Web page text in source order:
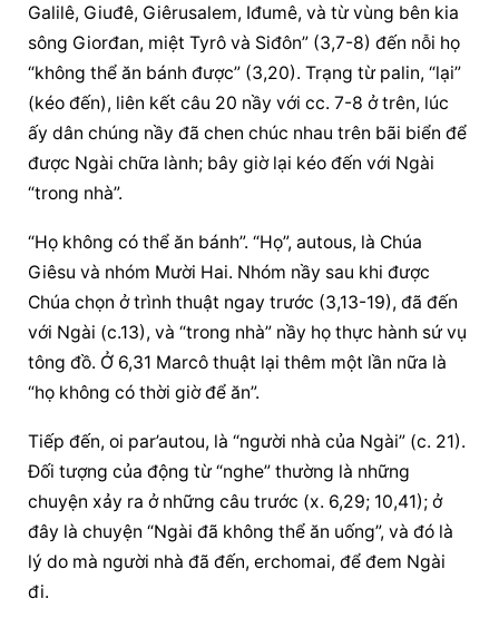
Galilê, Giuđê, Giêrusalem, Iđumê, và từ vùng bên kia
sông Giorđan, miệt Tyrô và Siđôn” (3,7-8) đến nỗi họ
“không thể ăn bánh được” (3,20). Trạng từ palin, “lại”
(kéo đến), liên kết câu 20 nầy với cc. 7-8 ở trên, lúc
ấy dân chúng nầy đã chen chúc nhau trên bãi biển để
được Ngài chữa lành; bây giờ lại kéo đến với Ngài
“trong nhà”.
“Họ không có thể ăn bánh”. “Họ”, autous, là Chúa
Giêsu và nhóm Mười Hai. Nhóm nầy sau khi được
Chúa chọn ở trình thuật ngay trước (3,13-19), đã đến
với Ngài (c.13), và “trong nhà” nầy họ thực hành sứ vụ
tông đồ. Ở 6,31 Marcô thuật lại thêm một lần nữa là
“họ không có thời giờ để ăn”.
Tiếp đến, oi par’autou, là “người nhà của Ngài” (c. 21).
Đối tượng của động từ “nghe” thường là những
chuyện xảy ra ở những câu trước (x. 6,29; 10,41); ở
đây là chuyện “Ngài đã không thể ăn uống”, và đó là
lý do mà người nhà đã đến, erchomai, để đem Ngài
đi.